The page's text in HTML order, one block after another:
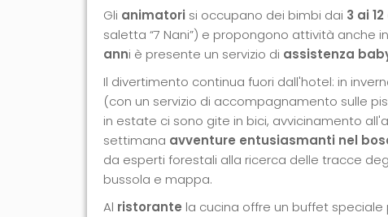
Gli animatori si occupano dei bimbi dai 3 ai
saletta “7 Nani”) e propongono attività anche
anni è presente un servizio di assistenza
Il divertimento continua fuori dall'hotel: in
(con un servizio di accompagnamento sulle
in estate ci sono gite in bici, avvicinamento
settimana avventure entusiasmanti nel
da esperti forestali alla ricerca delle tracce
bussola e mappa.
Al ristorante la cucina offre un buffet